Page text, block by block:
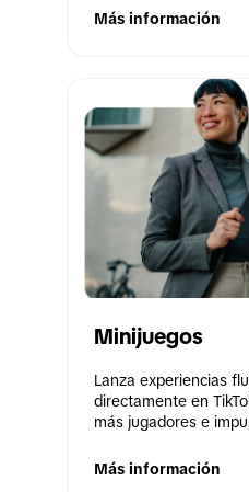
Más información
Minijuegos
Lanza experiencias
directamente en
más jugadores e
Más información